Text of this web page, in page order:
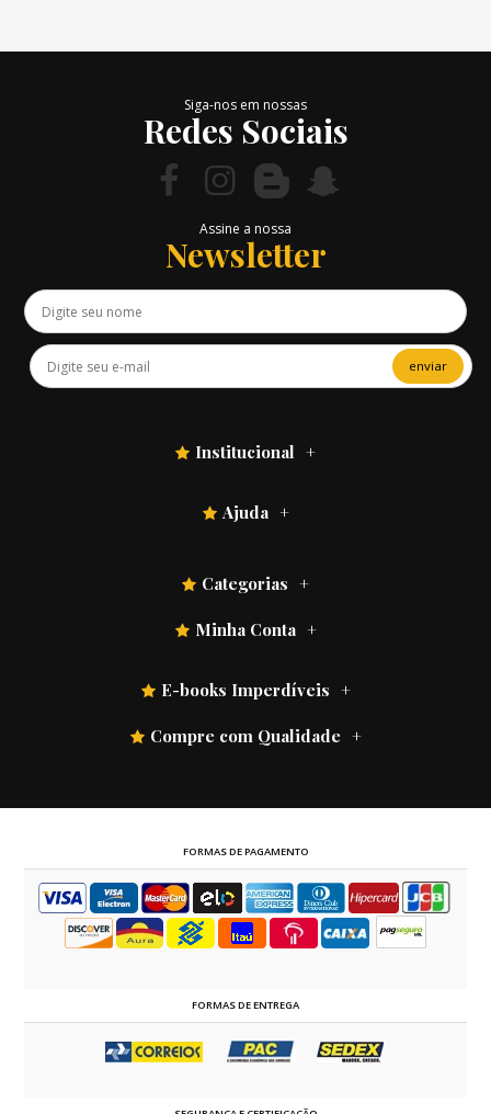
Siga-nos em nossas
Redes Sociais
Assine a nossa
Newsletter
enviar
Institucional
Ajuda
Categorias
Minha Conta
E-books Imperdíveis
Compre com Qualidade
FORMAS DE PAGAMENTO
FORMAS DE ENTREGA